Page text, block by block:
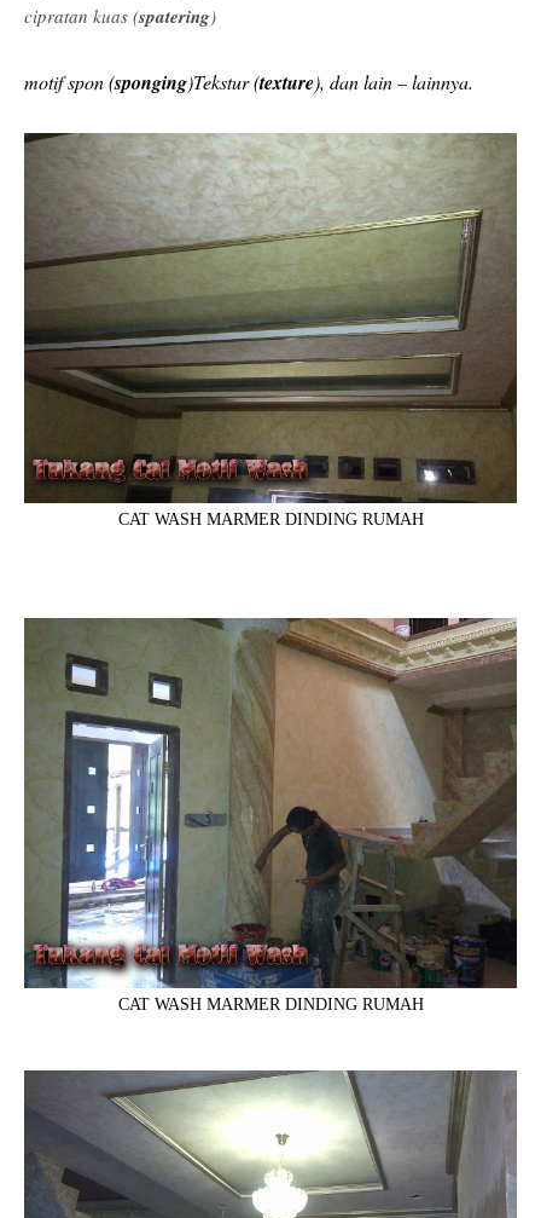
cipratan kuas (spatering)
motif spon (sponging)Tekstur (texture), dan lain – lainnya.
CAT WASH MARMER DINDING RUMAH
CAT WASH MARMER DINDING RUMAH